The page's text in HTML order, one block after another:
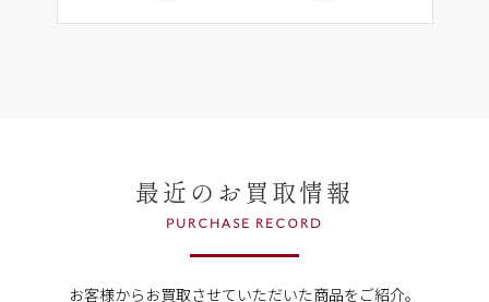
最近のお買取情報
PURCHASE RECORD
お客様からお買取させていただいた商品をご紹介。